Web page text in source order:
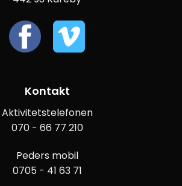
Kontakt
Aktivitetstelefonen
070 - 66 77 210
Peders mobil
0705 - 41 63 71